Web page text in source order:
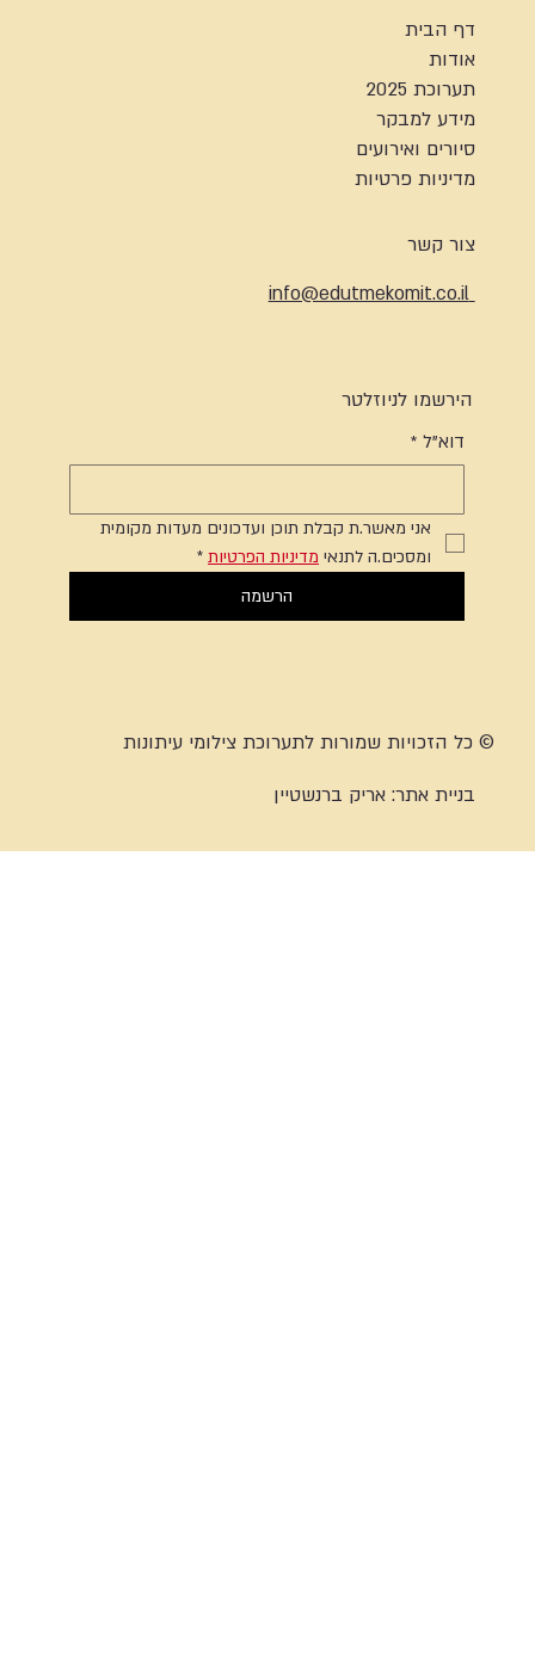
דף הבית
אודות
תערוכת 2025
מידע למבקר
סיורים ואירועים
מדיניות פרטיות
צור קשר
info@edutmekomit.co.il
הירשמו לניוזלטר
דוא"ל *
אני מאשר.ת קבלת תוכן ועדכונים מעדות מקומית
ומסכים.ה לתנאי מדיניות הפרטיות *
הרשמה
© כל הזכויות שמורות לתערוכת צילומי עיתונות
בניית אתר:אריק ברנשטיין